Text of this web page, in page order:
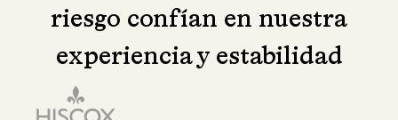
riesgo confían en nuestra
experiencia y estabilidad